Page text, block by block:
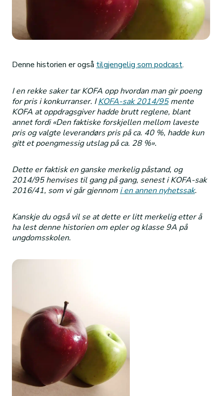
Denne historien er også tilgjengelig som podcast.
I en rekke saker tar KOFA opp hvordan man gir poeng
for pris i konkurranser. IKOFA-sak 2014/95mente
KOFA at oppdragsgiver hadde brutt reglene, blant
annet fordi «Den faktiske forskjellen mellom laveste
pris og valgte leverandørs pris på ca. 40 %, hadde kun
gitt et poengmessig utslag på ca. 28 %».
Dette er faktisk en ganske merkelig påstand, og
2014/95 henvises til gang på gang, senest i KOFA-sak
2016/41, som vi går gjennom i en annen nyhetssak.
Kanskje du også vil se at dette er litt merkelig etter å
ha lest denne historien om epler og klasse 9A på
ungdomsskolen.